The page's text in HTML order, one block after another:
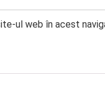
ul web în acest